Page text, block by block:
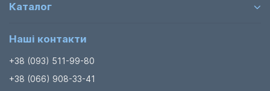
Каталог
Наші контакти
+38 (093) 511-99-80
+38 (066) 908-33-41